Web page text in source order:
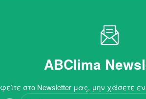
ABClima
στο Newsletter μας, μην χάσετε
Εισάγετε